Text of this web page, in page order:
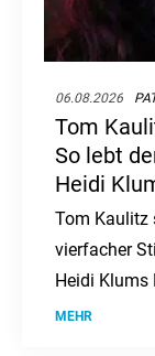
06.08.2026
Tom
So lebt
Heidi
Tom Kaulitz
vierfacher
Heidi Klums
Nachwuchs
MEHR